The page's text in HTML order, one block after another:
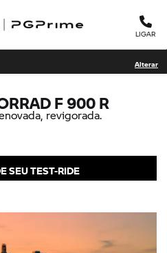
LIGAR
Alterar
F 900 R
revigorada.
SEU TEST-RIDE